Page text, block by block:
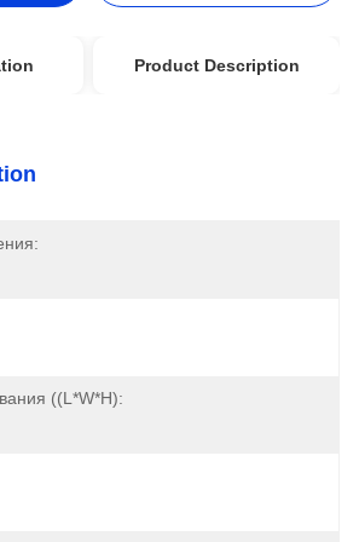
Product Description
((L*W*H):